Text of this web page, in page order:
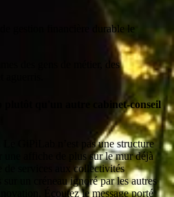
gestion financière durable le
des gens de métier, des
plutôt qu'un autre cabinet-conseil
Le GiPiLab n’est pas une structure
une affiche de plus sur le mur déjà
de services aux collectivités
sur un créneau ignoré par les autres
Écoutez le message porté